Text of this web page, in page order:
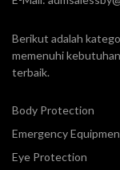
Berikut adalah
memenuhi
terbaik.
Body Protection
Emergency
Eye Protection